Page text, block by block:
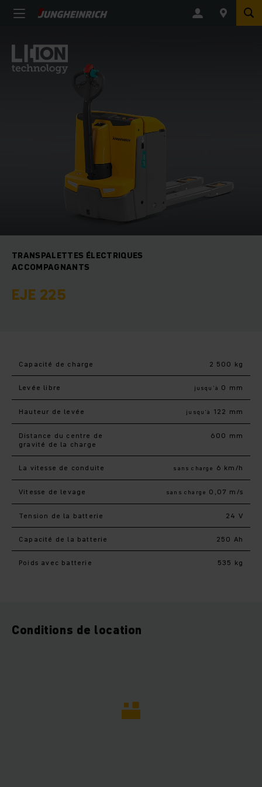
TRANSPALETTES ÉLECTRIQUES
ACCOMPAGNANTS
EJE 225
Capacité de charge 2 500 kg
Levée libre jusqu’à 0 mm
Hauteur de levée jusqu’à 122 mm
Distance du centre de
gravité de la charge
600 mm
La vitesse de conduite sans charge 6 km/h
Vitesse de levage sans charge 0,07 m/s
Tension de la batterie 24 V
Capacité de la batterie 250 Ah
Poids avec batterie 535 kg
Conditions de location